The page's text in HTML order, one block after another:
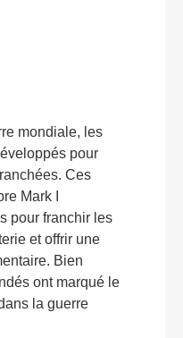
mondiale, les
pour
Ces
Mark I
pour franchir les
et offrir une
Bien
ont marqué le
la guerre